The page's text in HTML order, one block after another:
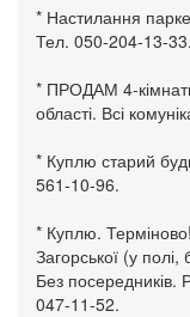
* Настилання
Тел. 050-204-13-33.
* ПРОДАМ 4-
області. Всі
* Куплю старий
561-10-96.
* Куплю.
Загорської (у
Без посередників.
047-11-52.